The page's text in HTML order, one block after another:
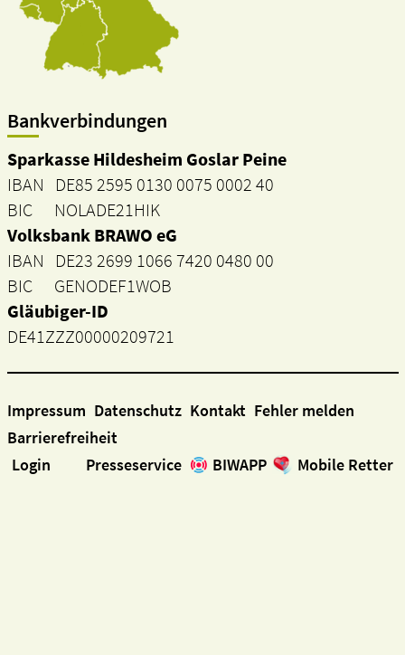
Bankverbindungen
Sparkasse Hildesheim Goslar Peine
IBAN DE85 2595 0130 0075 0002 40
BIC NOLADE21HIK
Volksbank BRAWO eG
IBAN DE23 2699 1066 7420 0480 00
BIC GENODEF1WOB
Gläubiger-ID
DE41ZZZ00000209721
Impressum Datenschutz Kontakt Fehler melden
Barrierefreiheit
Login
Presseservice BIWAPP Mobile Retter